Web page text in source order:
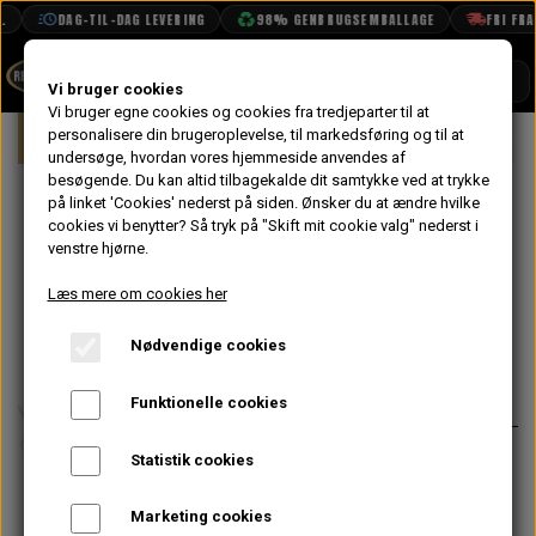
DAG-TIL-DAG LEVERING 98% GENBRUGSEMBALLAGE FRI
BOOK TID
PROJEKTER
TEKNISK DATA
VANDPOLERING
Forside Mini Karrosseri Tilbehør & Maling
Hjørneliste Sæt,
For
424,80 kr.
Varenummer: 8B12400
Sælges i sæt af 2 stk.
Husk klips
Vi bruger cookies
Vi bruger egne cookies og cookies fra tredjeparter til at
personalisere din brugeroplevelse, til markedsføring og til at
undersøge, hvordan vores hjemmeside anvendes af
besøgende. Du kan altid tilbagekalde dit samtykke ved at trykke
på linket 'Cookies' nederst på siden. Ønsker du at ændre hvilke
cookies vi benytter? Så tryk på "Skift mit cookie valg" nederst i
venstre hjørne.
Læs mere om cookies her
Nødvendige cookies
Funktionelle cookies
Statistik cookies
Marketing cookies